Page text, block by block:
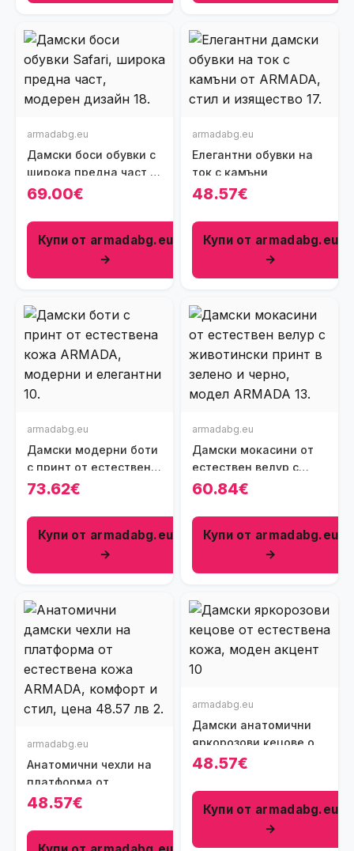
armadabg.eu
Дамски боси обувки с
широка предна част -
Safari
69.00€
Купи от armadabg.eu
→
armadabg.eu
Елегантни обувки на
ток с камъни
48.57€
Купи от armadabg.eu
→
armadabg.eu
Дамски модерни боти
с принт от естествена
кожа
73.62€
Купи от armadabg.eu
→
armadabg.eu
Дамски мокасини от
естествен велур с
животински принт в
60.84€
Купи от armadabg.eu
→
armadabg.eu
Анатомични чехли на
платформа от
естествена кожа
48.57€
armadabg.eu
Дамски анатомични
яркорозови кецове от
естествена кожа
48.57€
Купи от armadabg.eu
→